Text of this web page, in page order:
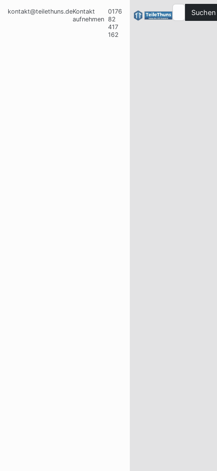
kontakt@teilethuns.deKontakt
aufnehmen
0176
82
417
162
Suchen